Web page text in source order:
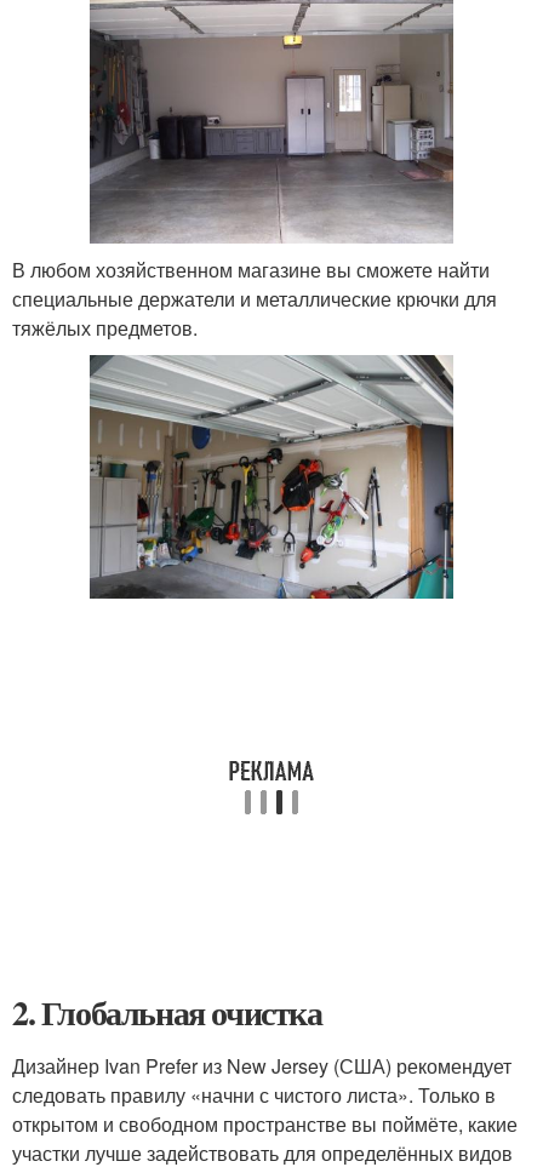
В любом хозяйственном магазине вы сможете найти
специальные держатели и металлические крючки для
тяжёлых предметов.
2. Глобальная очистка
Дизайнер Ivan Prefer из New Jersey (США) рекомендует
следовать правилу «начни с чистого листа». Только в
открытом и свободном пространстве вы поймёте, какие
участки лучше задействовать для определённых видов